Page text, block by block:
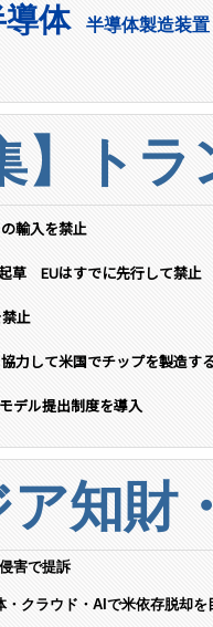
体 半導体製造装置
】ト
輸入を禁止
草 EUはすでに先行して禁止
止
力して米国でチップを製造す
デル提出制度を導入
ア知財
害で提訴
クラウド・AIで米依存脱却を